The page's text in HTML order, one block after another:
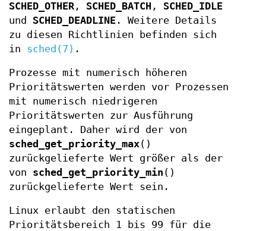
SCHED_OTHER , SCHED_BATCH , SCHED_IDLE
und SCHED_DEADLINE . Weitere Details
zu diesen Richtlinien befinden sich
in sched(7) .
Prozesse mit numerisch höheren
Prioritätswerten werden vor Prozessen
mit numerisch niedrigeren
Prioritätswerten zur Ausführung
eingeplant. Daher wird der von
sched_get_priority_max()
zurückgelieferte Wert größer als der
von sched_get_priority_min ()
zurückgelieferte Wert sein.
Linux erlaubt den statischen
Prioritätsbereich 1 bis 99 für die